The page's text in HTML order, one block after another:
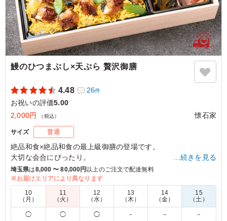
鰻のひつまぶし×天ぷら 贅沢御膳
4.48 26件
お祝いの評価5.00
2,000円
（税込） 懐石家
サイズ 普通
絶品和食×絶品和食の最上級御膳の登場です。
大切な会合にぴったり。
「贅沢なお弁当」との感想が聴こえてくること、必至です。
4.0
主菜、副菜共に一口大の大きさに切り揃えられていて食べ
やすく、素材の特徴を活かした味付けでした。うなぎとご
…続きを見る
埼玉県は8,000 〜 80,000円 以上のご注文で配達無料
※お届けエリアにより異なります
10
（月）
11
（火）
12
（水）
13
（木）
14
（金）
15
（土）
◯ ◯ ◯ － － －